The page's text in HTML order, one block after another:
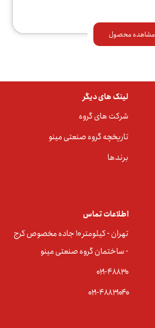
مشاهده محصول
لینک های دیگر
شرکت های گروه
تاریخچه گروه صنعتی مینو
برندها
اطلاعات تماس
تهران - کیلومتر ۱۰ جاده مخصوص کرج
- ساختمان گروه صنعتی مینو
۰۲۱-۴۸۸۳0
۰۲۱-۴۸۸۳۱۰۴۰